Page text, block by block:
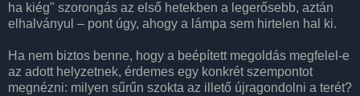
ha kiég" szorongás az első hetekben a legerősebb, aztán
elhalványul – pont úgy, ahogy a lámpa sem hirtelen hal ki.
Ha nem biztos benne, hogy a beépített megoldás megfelel-e
az adott helyzetnek, érdemes egy konkrét szempontot
megnézni: milyen sűrűn szokta az illető újragondolni a terét?